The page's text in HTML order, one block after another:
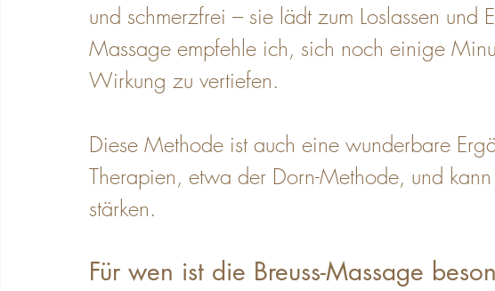
und schmerzfrei – sie lädt zum Loslassen und
Massage empfehle ich, sich noch einige
Wirkung zu vertiefen.
Diese Methode ist auch eine wunderbare
Therapien, etwa der Dorn-Methode, und
stärken.
Für wen ist die Breuss-Massage